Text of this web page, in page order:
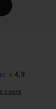
4,9
cours